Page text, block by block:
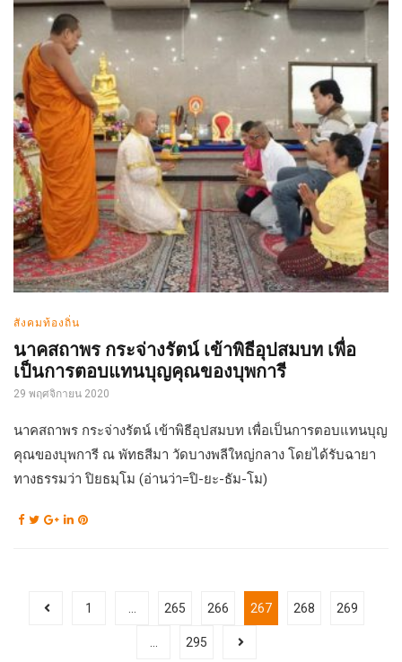
สังคมท้องถิ่น
นาคสถาพร กระจ่างรัตน์ เข้าพิธีอุปสมบท เพื่อ
เป็นการตอบแทนบุญคุณของบุพการี
29 พฤศจิกายน 2020
นาคสถาพร กระจ่างรัตน์ เข้าพิธีอุปสมบท เพื่อเป็นการตอบแทนบุญ
คุณของบุพการี ณ พัทธสีมา วัดบางพลีใหญ่กลาง โดยได้รับฉายา
ทางธรรมว่า ปิยธมฺโม (อ่านว่า=ปิ-ยะ-ธัม-โม)
1 265 266 267 268 269
295